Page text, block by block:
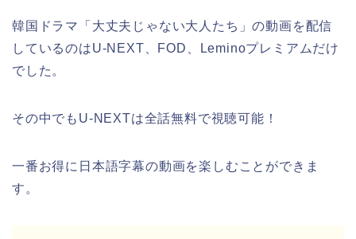
韓国ドラマ「大丈夫じゃない大人たち」の動画を配信
しているのはU-NEXT、FOD、Leminoプレミアムだけ
でした。
その中でもU-NEXTは全話無料で視聴可能！
一番お得に日本語字幕の動画を楽しむことができま
す。